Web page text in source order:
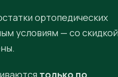
ортопедических
условиям — со скидкой
только по